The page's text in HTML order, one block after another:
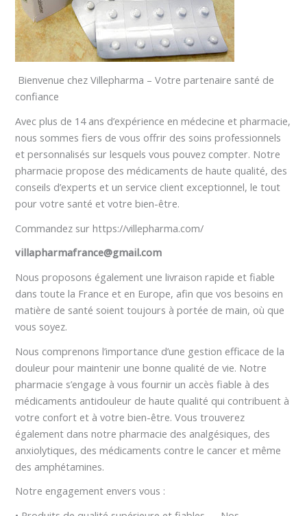
Bienvenue chez Villepharma – Votre partenaire santé de
confiance
Avec plus de 14 ans d’expérience en médecine et pharmacie,
nous sommes fiers de vous offrir des soins professionnels
et personnalisés sur lesquels vous pouvez compter. Notre
pharmacie propose des médicaments de haute qualité, des
conseils d’experts et un service client exceptionnel, le tout
pour votre santé et votre bien-être.
Commandez sur https://villepharma.com/
villapharmafrance@gmail.com
Nous proposons également une livraison rapide et fiable
dans toute la France et en Europe, afin que vos besoins en
matière de santé soient toujours à portée de main, où que
vous soyez.
Nous comprenons l’importance d’une gestion efficace de la
douleur pour maintenir une bonne qualité de vie. Notre
pharmacie s’engage à vous fournir un accès fiable à des
médicaments antidouleur de haute qualité qui contribuent à
votre confort et à votre bien-être. Vous trouverez
également dans notre pharmacie des analgésiques, des
anxiolytiques, des médicaments contre le cancer et même
des amphétamines.
Notre engagement envers vous :